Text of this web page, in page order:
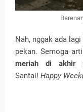
Nah, nggak ada
pekan. Semoga
meriah di akhir
Santai! Happy